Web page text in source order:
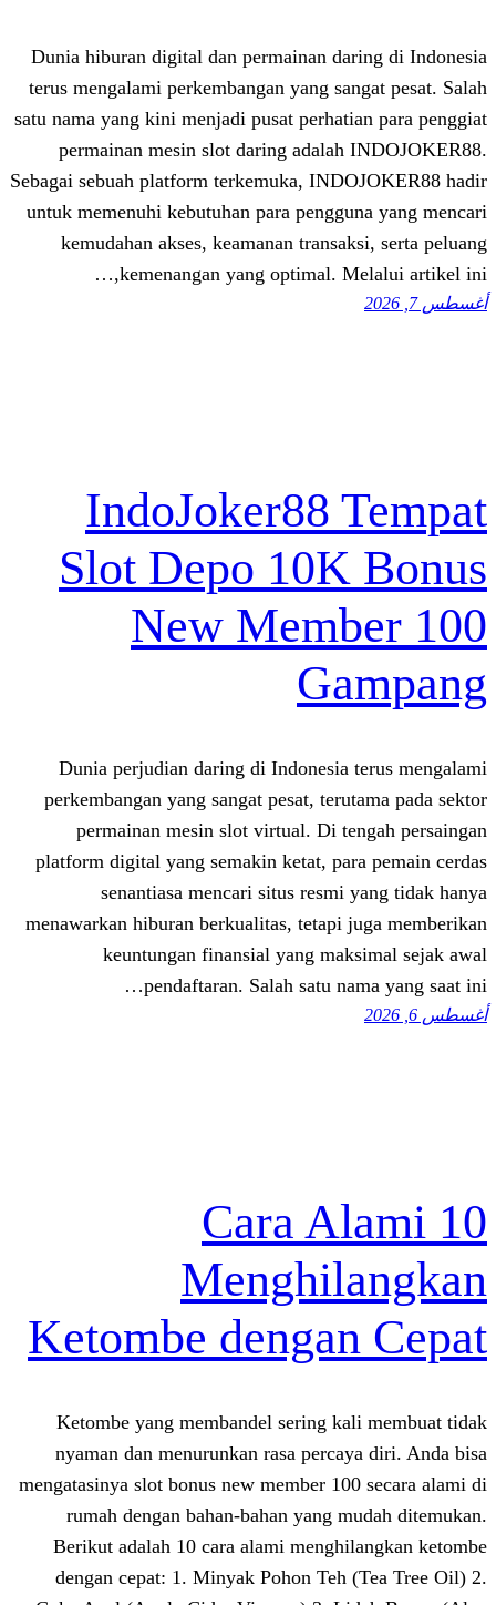
Dunia hiburan digital dan permainan
terus mengalami perkembangan yang
satu nama yang kini menjadi pusat
permainan mesin slot daring
Sebagai sebuah platform terkemuka,
untuk memenuhi kebutuhan para
kemudahan akses, keamanan
kemenangan yang optimal.
IndoJoker88
Slot Depo
New
Dunia perjudian daring di
perkembangan yang sangat pesat,
permainan mesin slot virtual. Di
platform digital yang semakin ketat,
senantiasa mencari situs
menawarkan hiburan berkualitas, tetapi
keuntungan finansial yang
pendaftaran. Salah satu
10 Cara
Ketombe
Ketombe yang membandel sering
nyaman dan menurunkan rasa
mengatasinya slot bonus new member
rumah dengan bahan-bahan yang
Berikut adalah 10 cara alami
dengan cepat: 1. Minyak Pohon